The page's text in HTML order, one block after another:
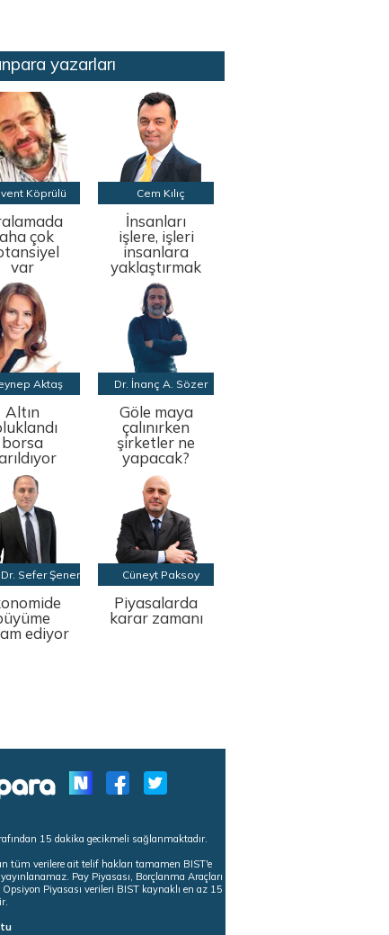
yazarları
Köprülü
çok
var
Cem Kılıç
İnsanları
işlere, işleri
insanlara
yaklaştırmak
Aktaş
Altın
borsa
Dr. İnanç A. Sözer
Göle maya
çalınırken
şirketler ne
yapacak?
Sefer Şener
ediyor
Cüneyt Paksoy
Piyasalarda
karar zamanı
15 dakika gecikmeli sağlanmaktadır.
tüm verilere ait telif hakları tamamen BIST'e
Pay Piyasası, Borçlanma Araçları
Opsiyon Piyasası verileri BIST kaynaklı en az 15